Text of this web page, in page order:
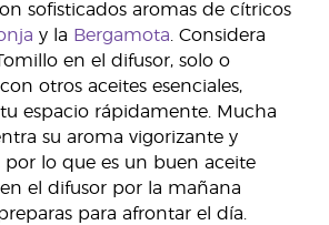
sofisticados aromas de cítricos
y la Bergamota. Considera
en el difusor, solo o
otros aceites esenciales,
espacio rápidamente. Mucha
su aroma vigorizante y
por lo que es un buen aceite
el difusor por la mañana
para afrontar el día.